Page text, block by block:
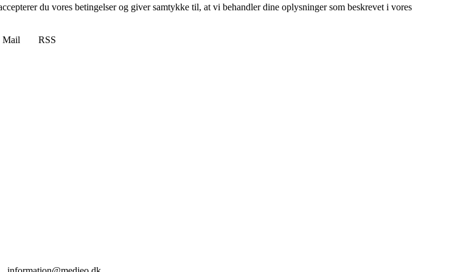
du vores betingelser og giver samtykke til, at vi behandler dine oplysninger som beskrevet i vores
Mail
RSS